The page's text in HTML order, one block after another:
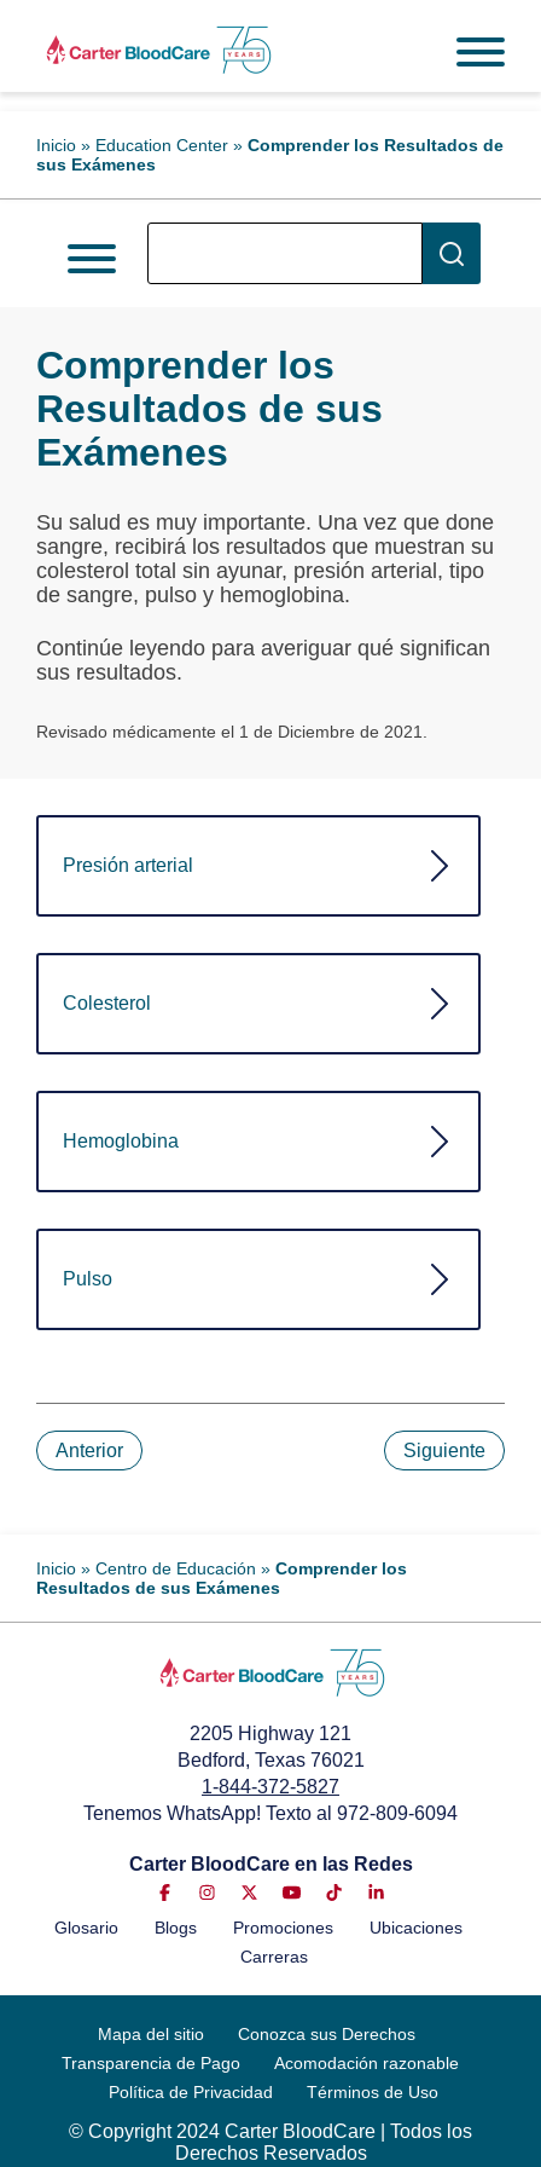
Inicio » Education Center » Comprender los Resultados de
sus Exámenes
Comprender los
Resultados de sus
Exámenes
Su salud es muy importante. Una vez que done
sangre, recibirá los resultados que muestran su
colesterol total sin ayunar, presión arterial, tipo
de sangre, pulso y hemoglobina.
Continúe leyendo para averiguar qué significan
sus resultados.
Revisado médicamente el 1 de Diciembre de 2021.
Presión arterial
Colesterol
Hemoglobina
Pulso
Anterior Siguiente
Inicio » Centro de Educación » Comprender los
Resultados de sus Exámenes
2205 Highway 121
Bedford, Texas 76021
1-844-372-5827
Tenemos WhatsApp! Texto al 972-809-6094
Carter BloodCare en las Redes
Glosario Blogs Promociones
Ubicaciones
Carreras
Mapa del sitio
Conozca sus Derechos
Transparencia de Pago
Acomodación razonable
Política de Privacidad
Términos de Uso
© Copyright 2024 Carter BloodCare | Todos los
Derechos Reservados